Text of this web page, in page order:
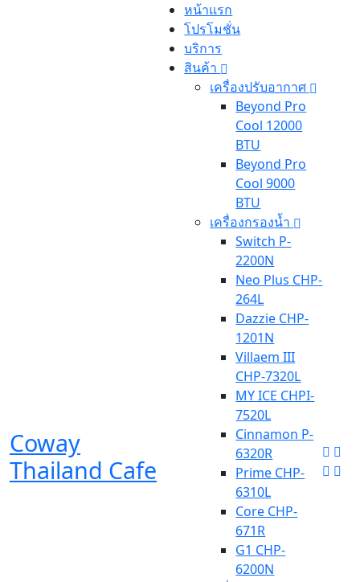
Coway
Thailand Cafe
หน้าแรก
โปรโมชั่น
บริการ
สินค้า
เครื่องปรับอากาศ
Beyond Pro
Cool 12000
BTU
Beyond Pro
Cool 9000
BTU
เครื่องกรองน้ำ
Switch P-
2200N
Neo Plus CHP-
264L
Dazzie CHP-
1201N
Villaem III
CHP-7320L
MY ICE CHPI-
7520L
Cinnamon P-
6320R
Prime CHP-
6310L
Core CHP-
671R
G1 CHP-
6200N